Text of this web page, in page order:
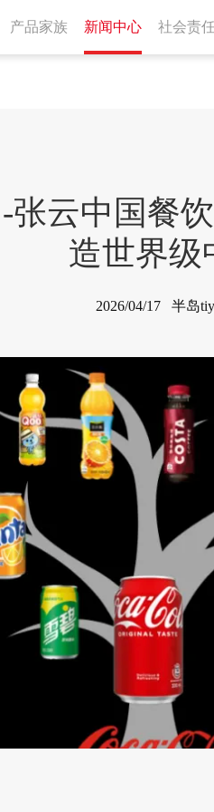
产品家族 新闻中心 社会责
云中国餐
造世界级
2026/04/17 半岛